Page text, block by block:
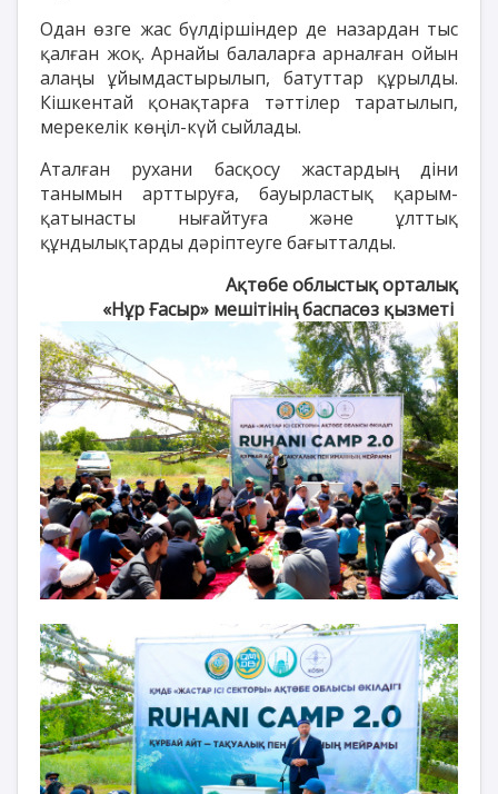
Одан өзге жас бүлдіршіндер де назардан тыс
қалған жоқ. Арнайы балаларға арналған ойын
алаңы ұйымдастырылып, батуттар құрылды.
Кішкентай қонақтарға тәттілер таратылып,
мерекелік көңіл-күй сыйлады.
Аталған рухани басқосу жастардың діни
танымын арттыруға, бауырластық қарым-
қатынасты нығайтуға және ұлттық
құндылықтарды дәріптеуге бағытталды.
Ақтөбе облыстық орталық
«Нұр Ғасыр» мешітінің баспасөз қызметі